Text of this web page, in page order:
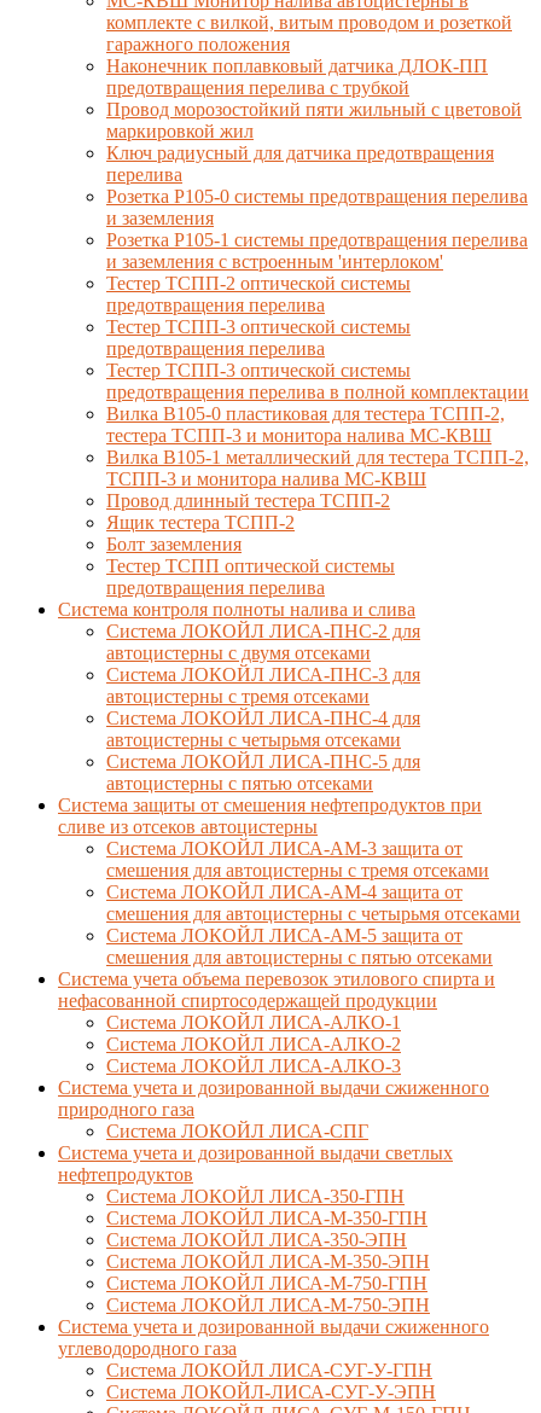
комплекте с вилкой, витым проводом и розеткой
гаражного положения
Наконечник поплавковый датчика ДЛОК-ПП
предотвращения перелива с трубкой
Провод морозостойкий пяти жильный с цветовой
маркировкой жил
Ключ радиусный для датчика предотвращения
перелива
Розетка Р105-0 системы предотвращения перелива
и заземления
Розетка Р105-1 системы предотвращения перелива
и заземления с встроенным 'интерлоком'
Тестер ТСПП-2 оптической системы
предотвращения перелива
Тестер ТСПП-3 оптической системы
предотвращения перелива
Тестер ТСПП-3 оптической системы
предотвращения перелива в полной комплектации
Вилка В105-0 пластиковая для тестера ТСПП-2,
тестера ТСПП-3 и монитора налива МС-КВШ
Вилка В105-1 металлический для тестера ТСПП-2,
ТСПП-3 и монитора налива МС-КВШ
Провод длинный тестера ТСПП-2
Ящик тестера ТСПП-2
Болт заземления
Тестер ТСПП оптической системы
предотвращения перелива
Cистема контроля полноты налива и слива
Система ЛОКОЙЛ ЛИСА-ПНС-2 для
автоцистерны с двумя отсеками
Система ЛОКОЙЛ ЛИСА-ПНС-3 для
автоцистерны с тремя отсеками
Система ЛОКОЙЛ ЛИСА-ПНС-4 для
автоцистерны с четырьмя отсеками
Система ЛОКОЙЛ ЛИСА-ПНС-5 для
автоцистерны с пятью отсеками
Система защиты от смешения нефтепродуктов при
сливе из отсеков автоцистерны
Система ЛОКОЙЛ ЛИСА-AM-3 защита от
смешения для автоцистерны с тремя отсеками
Система ЛОКОЙЛ ЛИСА-AM-4 защита от
смешения для автоцистерны с четырьмя отсеками
Система ЛОКОЙЛ ЛИСА-AM-5 защита от
смешения для автоцистерны с пятью отсеками
Система учета объема перевозок этилового спирта и
нефасованной спиртосодержащей продукции
Система ЛОКОЙЛ ЛИСА-AЛКО-1
Система ЛОКОЙЛ ЛИСА-АЛКО-2
Система ЛОКОЙЛ ЛИСА-АЛКО-3
Система учета и дозированной выдачи сжиженного
природного газа
Система ЛОКОЙЛ ЛИСА-СПГ
Система учета и дозированной выдачи светлых
нефтепродуктов
Система ЛОКОЙЛ ЛИСА-350-ГПН
Система ЛОКОЙЛ ЛИСА-М-350-ГПН
Система ЛОКОЙЛ ЛИСА-350-ЭПН
Система ЛОКОЙЛ ЛИСА-М-350-ЭПН
Система ЛОКОЙЛ ЛИСА-М-750-ГПН
Система ЛОКОЙЛ ЛИСА-М-750-ЭПН
Система учета и дозированной выдачи сжиженного
углеводородного газа
Система ЛОКОЙЛ ЛИСА-СУГ-У-ГПН
Система ЛОКОЙЛ-ЛИСА-СУГ-У-ЭПН